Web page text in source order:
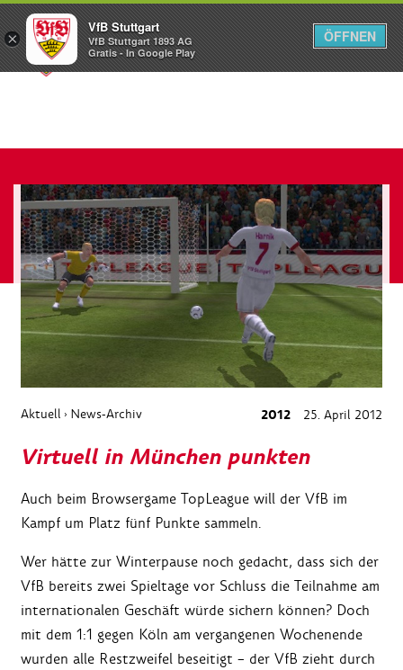
Menü
Aktuell › News-Archiv 2012 25. April 2012
Virtuell in München punkten
Auch beim Browsergame TopLeague will der VfB im
Kampf um Platz fünf Punkte sammeln.
Wer hätte zur Winterpause noch gedacht, dass sich der
VfB bereits zwei Spieltage vor Schluss die Teilnahme am
internationalen Geschäft würde sichern können? Doch
mit dem 1:1 gegen Köln am vergangenen Wochenende
wurden alle Restzweifel beseitigt – der VfB zieht durch
×
VfB Stuttgart
VfB Stuttgart 1893 AG
Gratis - In Google Play
ÖFFNEN